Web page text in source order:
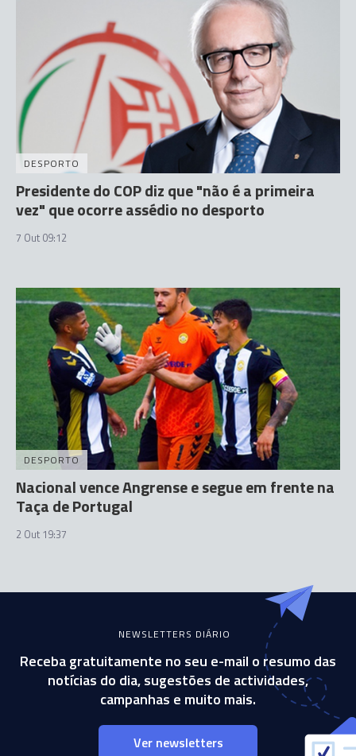
DESPORTO
Presidente do COP diz que "não é a primeira
vez" que ocorre assédio no desporto
7 Out 09:12
DESPORTO
Nacional vence Angrense e segue em frente na
Taça de Portugal
2 Out 19:37
NEWSLETTERS DIÁRIO
Receba gratuitamente no seu e-mail o resumo das
notícias do dia, sugestões de actividades,
campanhas e muito mais.
Ver newsletters